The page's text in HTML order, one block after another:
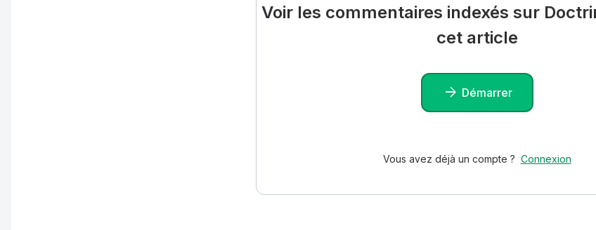
Voir les commentaires indexés sur
cet article
Démarrer
Vous avez déjà un compte ? Connexion